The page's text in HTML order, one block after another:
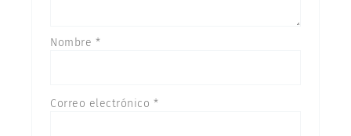
Nombre *
Correo electrónico *